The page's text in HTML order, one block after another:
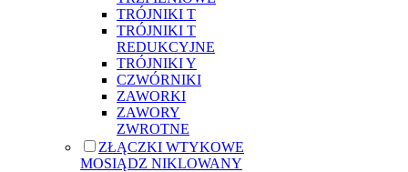
TRÓJNIKI T
TRÓJNIKI T
REDUKCYJNE
TRÓJNIKI Y
CZWÓRNIKI
ZAWORKI
ZAWORY
ZWROTNE
ZŁĄCZKI WTYKOWE
MOSIĄDZ NIKLOWANY